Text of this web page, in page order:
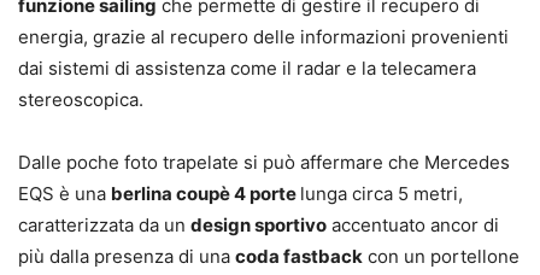
funzione sailing che permette di gestire il recupero di
energia, grazie al recupero delle informazioni provenienti
dai sistemi di assistenza come il radar e la telecamera
stereoscopica.
Dalle poche foto trapelate si può affermare che Mercedes
EQS è una berlina coupè 4 porte lunga circa 5 metri,
caratterizzata da un design sportivo accentuato ancor di
più dalla presenza di una coda fastback con un portellone